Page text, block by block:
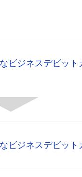
ビジネスデビット
ビジネスデビット